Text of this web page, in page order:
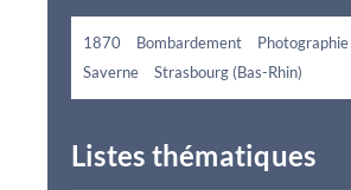
1870 Bombardement Photographie
Saverne
Strasbourg (Bas-Rhin)
Listes thématiques